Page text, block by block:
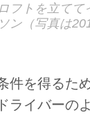
フトを立てて
ン（写真は
件を得るた
ライバーの